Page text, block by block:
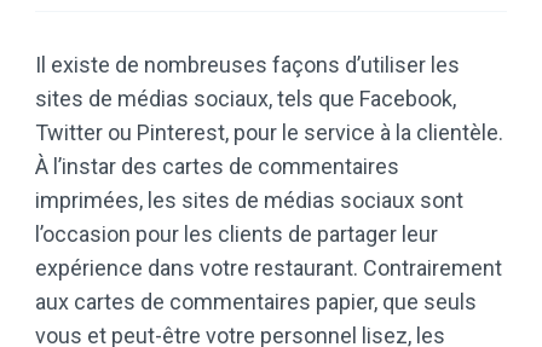
Il existe de nombreuses façons d’utiliser les
sites de médias sociaux, tels que Facebook,
Twitter ou Pinterest, pour le service à la clientèle.
À l’instar des cartes de commentaires
imprimées, les sites de médias sociaux sont
l’occasion pour les clients de partager leur
expérience dans votre restaurant. Contrairement
aux cartes de commentaires papier, que seuls
vous et peut-être votre personnel lisez, les